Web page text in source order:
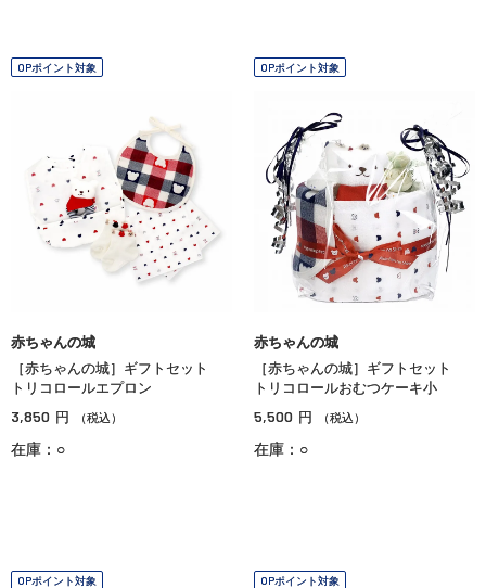
OPポイント対象
赤ちゃんの城
［赤ちゃんの城］ギフトセット
トリコロールエプロン
3,850 円 （税込）
在庫：○
OPポイント対象
赤ちゃんの城
［赤ちゃんの城］ギフトセット
トリコロールおむつケーキ小
5,500 円 （税込）
在庫：○
OPポイント対象 OPポイント対象